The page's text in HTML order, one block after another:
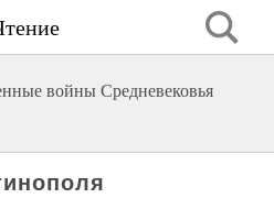
войны Средневековья